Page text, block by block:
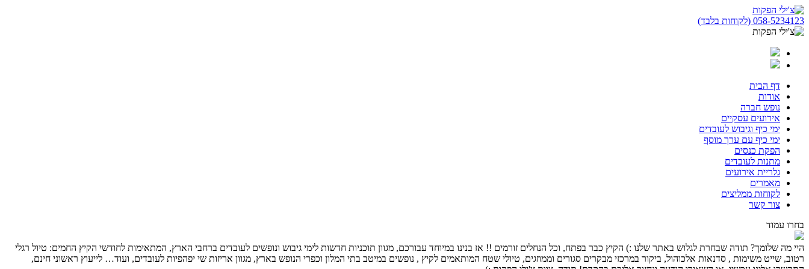
058-5234123 (לקוחות בלבד)
דף הבית
אודות
נופש חברה
אירועים עסקיים
ימי כיף וגיבוש לעובדים
ימי כיף עם ערך מוסף
הפקת כנסים
מתנות לעובדים
גלריית אירועים
מאמרים
לקוחות ממליצים
צור קשר
בחרו עמוד
היי מה שלומך? תודה שבחרת לגלוש באתר שלנו :) הקיץ כבר בפתח, וכל הנחלים זורמים !! אז בנינו במיוחד עבורכם, מגוון תוכניות חדשות לימי גיבוש ונופשים לעובדים ברחבי הארץ, המתאימות לחודשי הקיץ החמים: טיול רגלי
רטוב, שייט משימות , סדנאות אלכוהול, ביקור במרכזי מבקרים סגורים וממוזגים, טיולי שטח המותאמים לקיץ , נופשים במיטב בתי המלון וכפרי הנופש בארץ, מגוון אריזות שי יפהפיות לעובדים, ועוד… לייעוץ ראשוני חינם,